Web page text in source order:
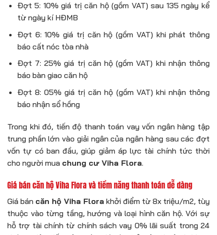
Đợt 5: 10% giá trị căn hộ (gồm VAT) sau 135 ngày kể
từ ngày kí HĐMB
Đợt 6: 10% giá trị căn hộ (gồm VAT) khi phát thông
báo cất nóc tòa nhà
Đợt 7: 25% giá trị căn hộ (gồm VAT) khi nhận thông
báo bàn giao căn hộ
Đợt 8: 05% giá trị căn hộ (gồm VAT) khi nhận thông
báo nhận sổ hồng
Trong khi đó, tiến độ thanh toán vay vốn ngân hàng tập
trung phần lớn vào giải ngân của ngân hàng sau các đợt
vốn tự có ban đầu, giúp giảm áp lực tài chính tức thời
cho người mua chung cư Viha Flora.
Giá bán căn hộ Viha Flora và tiềm năng thanh toán dễ dàng
Giá bán căn hộ Viha Flora khởi điểm từ 8x triệu/m2, tùy
thuộc vào từng tầng, hướng và loại hình căn hộ. Với sự
hỗ trợ tài chính từ chính sách vay 0% lãi suất trong 24